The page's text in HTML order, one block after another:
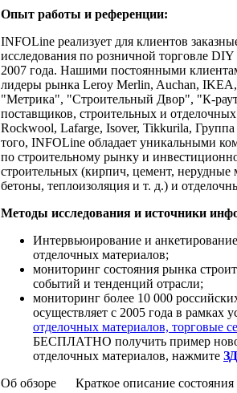
Опыт работы и референции:
INFOLine реализует для клиентов
исследования по розничной торговле
2007 года. Нашими постоянными
лидеры рынка Leroy Merlin, Auchan,
"Метрика", "Строительный Двор", "К-
поставщиков, строительных и
Rockwool, Lafarge, Isover, Tikkurila,
того, INFOLine обладает уникальными
по строительному рынку и
строительных (кирпич, цемент,
бетоны, теплоизоляция и т. д.) и
Методы исследования и источники
Интервьюирование и
отделочных материалов;
мониторинг состояния рынка
событий и тенденций отрасли;
мониторинг более 10 000
осуществляет с 2005 года в рамках
отделочных материалов, торговые
БЕСПЛАТНО получить пример
отделочных материалов, нажмите
Об обзоре Краткое описание